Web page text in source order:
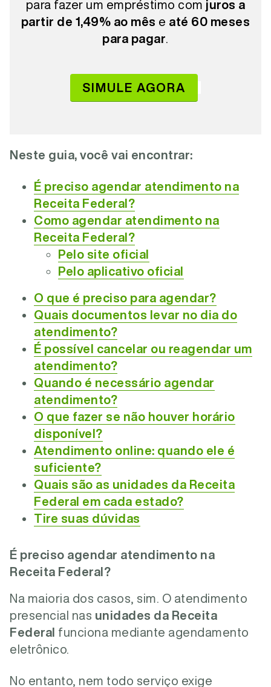
para fazer um empréstimo com juros a
partir de 1,49% ao mês e até 60 meses
para pagar
SIMULE AGORA
Neste guia, você vai encontrar:
É preciso agendar atendimento na
Receita Federal?
Como agendar atendimento na
Receita Federal?
Pelo site oficial
Pelo aplicativo oficial
O que é preciso para agendar?
Quais documentos levar no dia do
atendimento?
É possível cancelar ou reagendar um
atendimento?
Quando é necessário agendar
atendimento?
O que fazer se não houver horário
disponível?
Atendimento online: quando ele é
suficiente?
Quais são as unidades da Receita
Federal em cada estado?
Tire suas dúvidas
É preciso agendar atendimento na
Receita Federal?
Na maioria dos casos, sim. O atendimento
presencial nas unidades da Receita
Federal funciona mediante agendamento
eletrônico.
No entanto, nem todo serviço exige